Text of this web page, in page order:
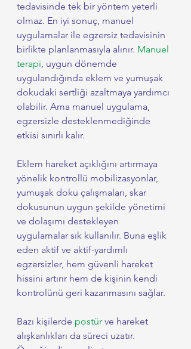
tedavisinde tek bir yöntem yeterli
olmaz. En iyi sonuç, manuel
uygulamalar ile egzersiz tedavisinin
birlikte planlanmasıyla alınır. Manuel
terapi, uygun dönemde
uygulandığında eklem ve yumuşak
dokudaki sertliği azaltmaya yardımcı
olabilir. Ama manuel uygulama,
egzersizle desteklenmediğinde
etkisi sınırlı kalır.
Eklem hareket açıklığını artırmaya
yönelik kontrollü mobilizasyonlar,
yumuşak doku çalışmaları, skar
dokusunun uygun şekilde yönetimi
ve dolaşımı destekleyen
uygulamalar sık kullanılır. Buna eşlik
eden aktif ve aktif-yardımlı
egzersizler, hem güvenli hareket
hissini artırır hem de kişinin kendi
kontrolünü geri kazanmasını sağlar.
Bazı kişilerde postür ve hareket
alışkanlıkları da süreci uzatır.